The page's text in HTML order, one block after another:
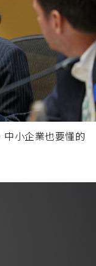
小企業也要懂的